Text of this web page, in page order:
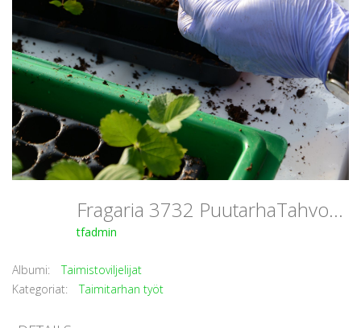
Fragaria 3732 PuutarhaTahvoset
tfadmin
Albumi:
Taimistoviljelijat
Kategoriat:
Taimitarhan työt